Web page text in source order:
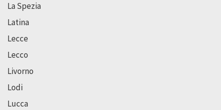
La Spezia
Latina
Lecce
Lecco
Livorno
Lodi
Lucca